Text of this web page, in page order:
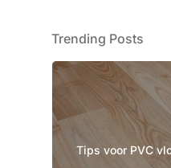
Trending Posts
Tips voor PVC